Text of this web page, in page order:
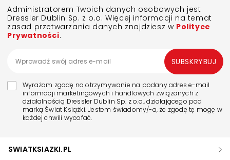
Administratorem Twoich danych osobowych jest
Dressler Dublin Sp. z o.o. Więcej informacji na temat
zasad przetwarzania danych znajdziesz w Polityce
Prywatności.
Wyrażam zgodę na otrzymywanie na podany adres e-mail
informacji marketingowych i handlowych związanych z
działalnością Dressler Dublin Sp. z o.o., działającego pod
marką Świat Książki. Jestem świadomy/-a, że zgodę tę mogę w
każdej chwili wycofać.
SUBSKRYBUJ
SWIATKSIAZKI.PL